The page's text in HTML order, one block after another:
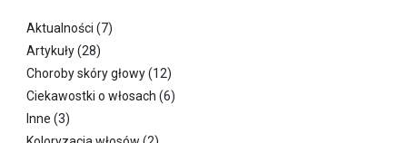
Aktualności (7)
Artykuły(28)
Choroby skóry głowy(12)
Ciekawostki o włosach (6)
Inne (3)